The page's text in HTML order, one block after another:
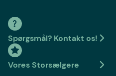
Spørgsmål? Kontakt os!
Vores Storsælgere